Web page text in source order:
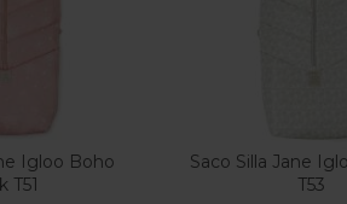
Igloo Boho
T51
Saco Silla Jane
T53